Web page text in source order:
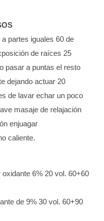
partes iguales 60 de
de raíces 25
pasar a puntas el resto
dejando actuar 20
de lavar echar un poco
masaje de relajación
enjuagar
caliente.
6% 20 vol. 60+60
de 9% 30 vol. 60+90